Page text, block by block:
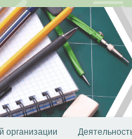
организации